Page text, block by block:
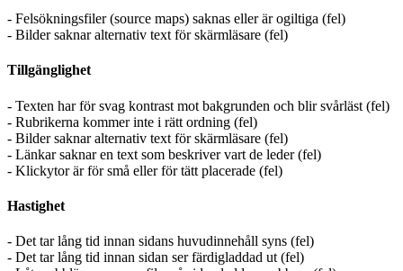
- Felsökningsfiler (source maps) saknas eller är ogiltiga (fel)
- Bilder saknar alternativ text för skärmläsare (fel)
Tillgänglighet
- Texten har för svag kontrast mot bakgrunden och blir svårläst (fel)
- Rubrikerna kommer inte i rätt ordning (fel)
- Bilder saknar alternativ text för skärmläsare (fel)
- Länkar saknar en text som beskriver vart de leder (fel)
- Klickytor är för små eller för tätt placerade (fel)
Hastighet
- Det tar lång tid innan sidans huvudinnehåll syns (fel)
- Det tar lång tid innan sidan ser färdigladdad ut (fel)